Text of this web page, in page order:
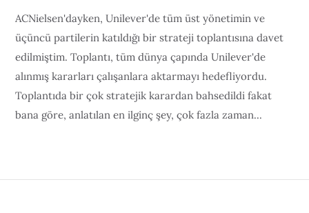
ACNielsen'dayken, Unilever'de tüm üst yönetimin ve
üçüncü partilerin katıldığı bir strateji toplantısına davet
edilmiştim. Toplantı, tüm dünya çapında Unilever'de
alınmış kararları çalışanlara aktarmayı hedefliyordu.
Toplantıda bir çok stratejik karardan bahsedildi fakat
bana göre, anlatılan en ilginç şey, çok fazla zaman...